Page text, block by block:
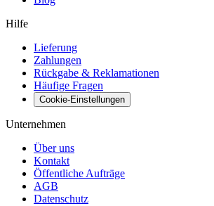
Hilfe
Lieferung
Zahlungen
Rückgabe & Reklamationen
Häufige Fragen
Cookie-Einstellungen
Unternehmen
Über uns
Kontakt
Öffentliche Aufträge
AGB
Datenschutz